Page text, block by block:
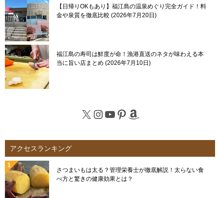
【日帰りOKもあり】福江島の温泉めぐり完全ガイド！料
金や泉質を徹底比較 2026年7月20日
福江島の寿司は鮮度が命！漁港直送のネタが味わえる本
当に旨い店まとめ 2026年7月10日
X Instagram
YouTube
Pinterest
Amazon
アクセスランキング
さつまいもは太る？管理栄養士が徹底解説！太らない食
べ方と驚きの健康効果とは？